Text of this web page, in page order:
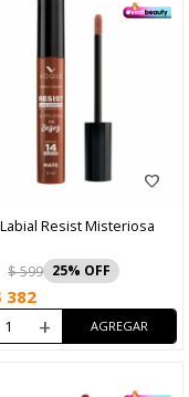
Resist Misteriosa
$599 25
382
+